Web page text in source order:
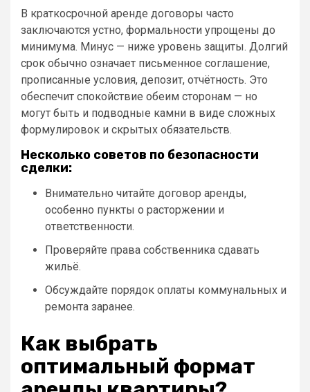
В краткосрочной аренде договоры часто
заключаются устно, формальности упрощены до
минимума. Минус — ниже уровень защиты. Долгий
срок обычно означает письменное соглашение,
прописанные условия, депозит, отчётность. Это
обеспечит спокойствие обеим сторонам — но
могут быть и подводные камни в виде сложных
формулировок и скрытых обязательств.
Несколько советов по безопасности
сделки:
Внимательно читайте договор аренды,
особенно пункты о расторжении и
ответственности.
Проверяйте права собственника сдавать
жильё.
Обсуждайте порядок оплаты коммунальных и
ремонта заранее.
Как выбрать
оптимальный формат